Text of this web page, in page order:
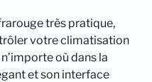
très pratique,
votre climatisation
où dans la
et son interface